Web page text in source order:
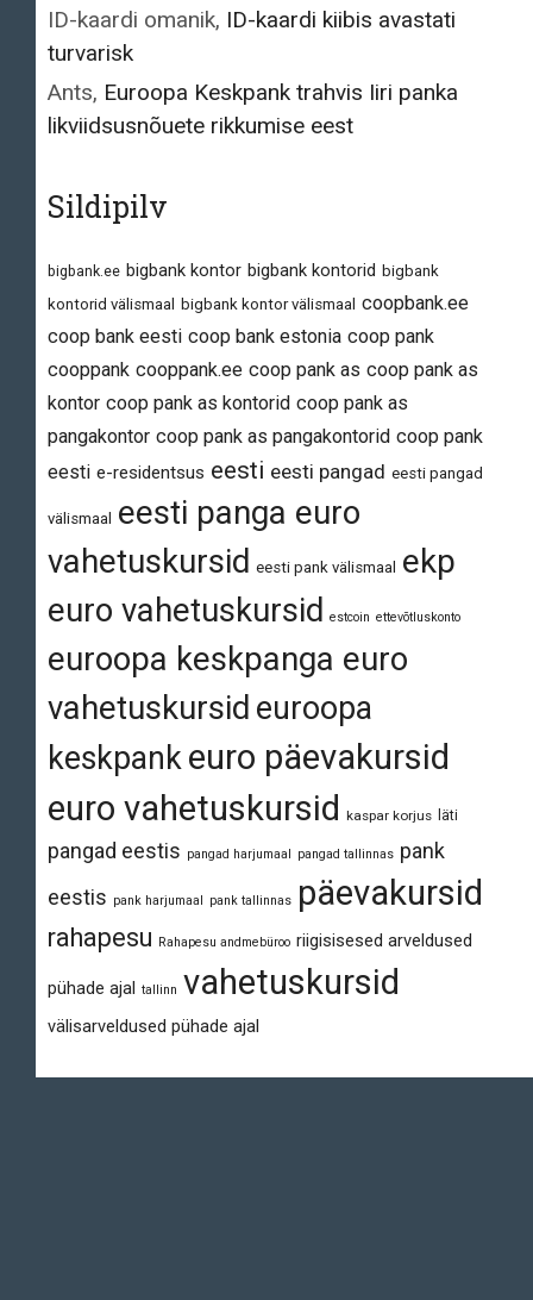
ID-kaardi omanik, ID-kaardi kiibis avastati
turvarisk
Ants, Euroopa Keskpank trahvis Iiri panka
likviidsusnõuete rikkumise eest
Sildipilv
bigbank.ee bigbank kontor bigbank kontorid bigbank
kontorid välismaal
bigbank kontor välismaal coopbank.ee
coop bank eesti coop bank estonia coop pank
cooppank cooppank.ee coop pank as coop pank as
kontor coop pank as kontorid coop pank as
pangakontor coop pank as pangakontorid coop pank
eesti e-residentsus eesti eesti pangad eesti pangad
välismaal eesti panga euro
vahetuskursid eesti pank välismaal ekp
euro vahetuskursid
estcoin ettevõtluskonto
euroopa keskpanga euro
vahetuskursid euroopa
keskpankeuro päevakursid
euro vahetuskursid
kaspar korjus läti
pangad eestis pangad harjumaal pangad tallinnas pank
eestis pank harjumaal pank tallinnas päevakursid
rahapesu Rahapesu andmebüroo riigisisesed arveldused
pühade ajal tallinn vahetuskursid
välisarveldused pühade ajal